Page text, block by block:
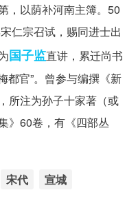
，以荫补河南主簿。50
仁宗召试，赐同进士出
国子监直讲，累迁尚书
都官”。曾参与编撰《新
所注为孙子十家著（或
》60卷，有《四部丛
宋代 宣城